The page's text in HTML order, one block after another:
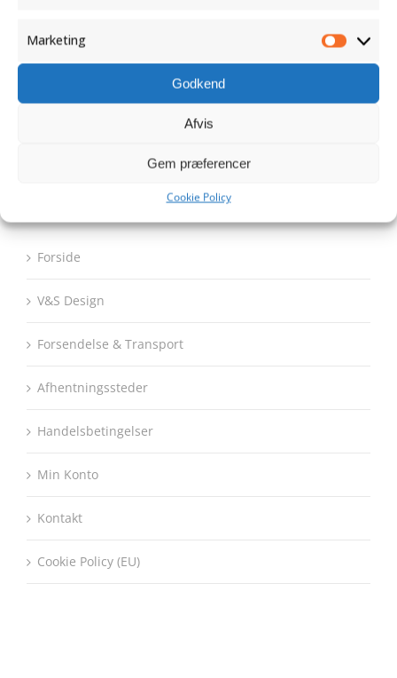
Marketing
Godkend
Afvis
Gem præferencer
Cookie Policy
Elkjærvej 9 Grønbjerg
Denmark
Forside
V&S Design
Forsendelse & Transport
Afhentningssteder
Handelsbetingelser
Min Konto
Kontakt
Cookie Policy (EU)